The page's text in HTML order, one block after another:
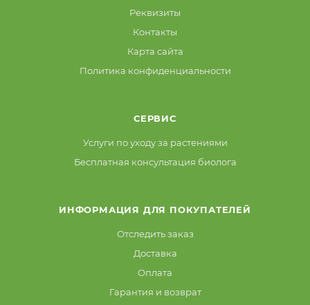
Реквизиты
Контакты
Карта сайта
Политика конфиденциальности
СЕРВИС
Услуги по уходу за растениями
Бесплатная консультация биолога
ИНФОРМАЦИЯ ДЛЯ ПОКУПАТЕЛЕЙ
Отследить заказ
Доставка
Оплата
Гарантия и возврат